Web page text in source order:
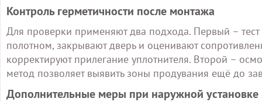
Контроль герметичности после монтажа
Для проверки применяют два подхода. Первый –
полотном, закрывают дверь и оценивают
корректируют прилегание уплотнителя. Второй –
метод позволяет выявить зоны продувания ещё до
Дополнительные меры при наружной установке